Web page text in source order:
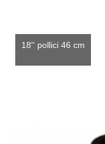
18'' pollici 46 cm